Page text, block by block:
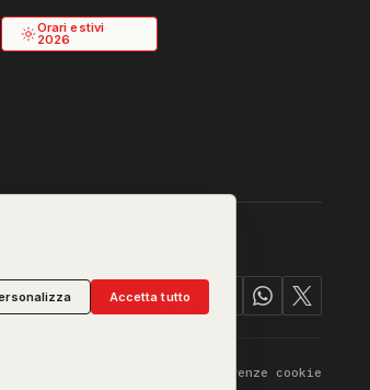
Orari estivi
2026
Preferenze cookie
Accetta tutto